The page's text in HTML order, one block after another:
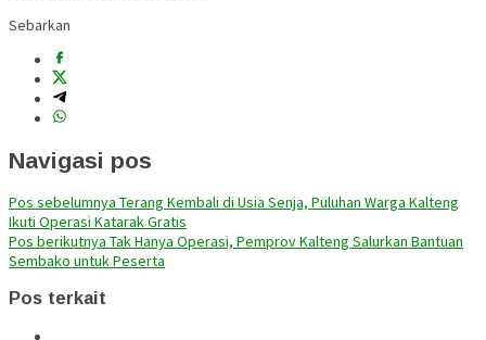
Sebarkan
Navigasi pos
Pos sebelumnya Terang Kembali di Usia Senja, Puluhan Warga Kalteng
Ikuti Operasi Katarak Gratis
Pos berikutnya Tak Hanya Operasi, Pemprov Kalteng Salurkan Bantuan
Sembako untuk Peserta
Pos terkait